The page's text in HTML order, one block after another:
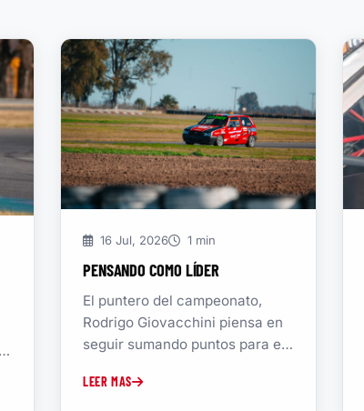
16 Jul, 2026 1 min
PENSANDO COMO LÍDER
El puntero del campeonato,
Rodrigo Giovacchini piensa en
seguir sumando puntos para el
haciendo un repaso general
LEER MAS